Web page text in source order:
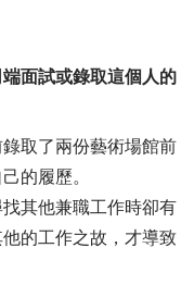
面試或錄取這個人的
取了兩份藝術場館前
的履歷。
其他兼職工作時卻有
的工作之故，才導致